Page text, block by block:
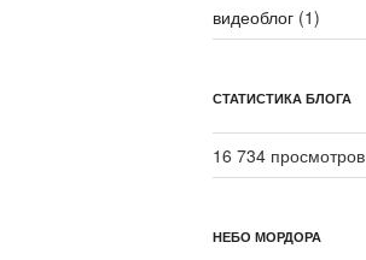
видеоблог(1)
СТАТИСТИКА БЛОГА
16 734 просмотров
НЕБО МОРДОРА